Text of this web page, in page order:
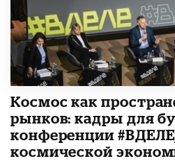
Космос как
рынков: кадры для
конференции
космической